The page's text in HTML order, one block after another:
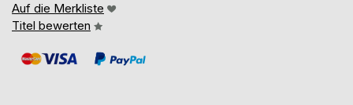
Auf die Merkliste
Titel bewerten